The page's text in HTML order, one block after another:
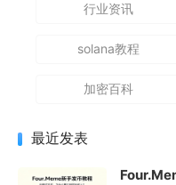
行业资讯
solana教程
加密百科
最近发表